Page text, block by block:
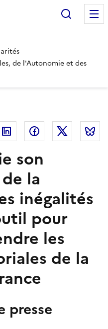
de l'Autonomie et des
Linkedin FacebookTwitter
son
la
inégalités
pour
les
de la
presse